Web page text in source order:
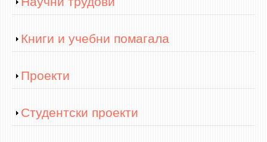
Show
Книги и учебни помагала
Show
Проекти
Show
Студентски проекти